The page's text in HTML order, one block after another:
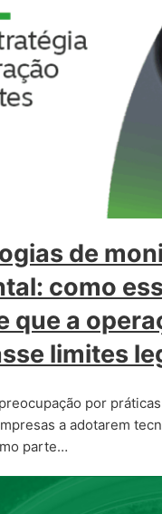
de
como
que a
limites
por
a adotarem
parte…